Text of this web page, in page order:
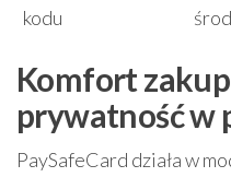
kodu
Komfort
prywatność w
PaySafeCard działa w